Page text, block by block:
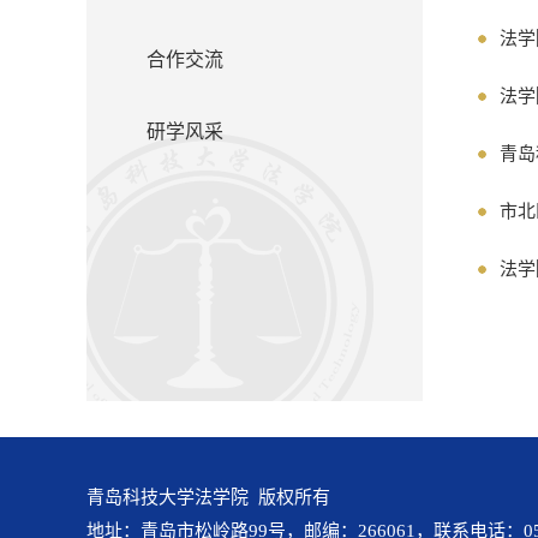
合作交流
研学风采
法
法
青
市
青岛科技大学法学院 版权所有
地址：青岛市松岭路99号，邮编：266061，联系电话：